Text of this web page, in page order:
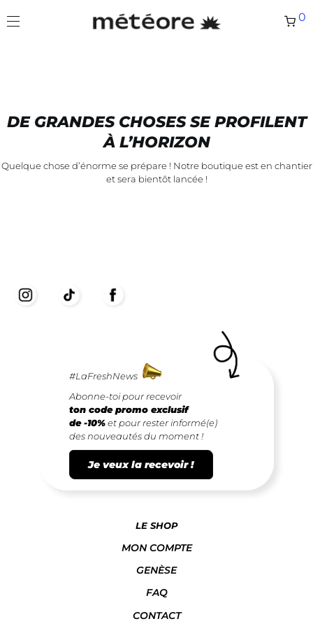
0
DE GRANDES CHOSES SE PROFILENT
À L’HORIZON
Quelque chose d’énorme se prépare ! Notre boutique est en chantier
et sera bientôt lancée !
#LaFreshNews
Abonne-toi pour recevoir
ton code promo exclusif
de -10%et pour rester informé(e)
des nouveautés du moment !
Je veux la recevoir !
LE SHOP
MON COMPTE
GENÈSE
FAQ
CONTACT